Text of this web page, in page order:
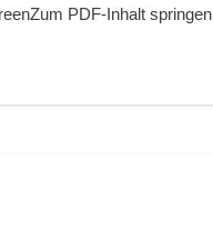
PDF-Inhalt springen